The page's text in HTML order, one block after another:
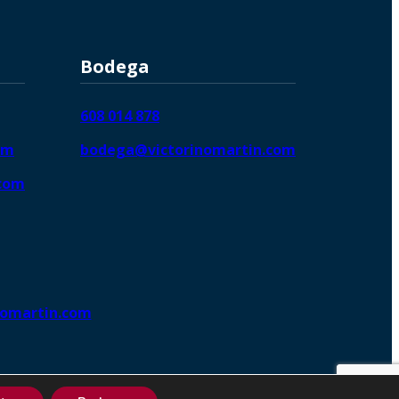
Bodega
608 014 878
bodega@victorinomartin.com
DigitalGrowthⓇ